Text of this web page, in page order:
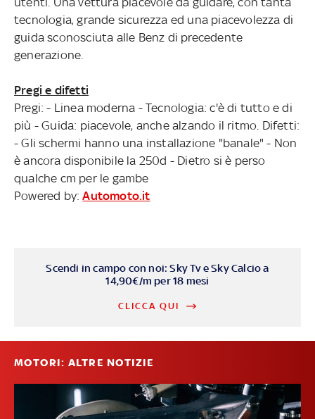
tecnologia, grande sicurezza ed una piacevolezza di
guida sconosciuta alle Benz di precedente
generazione.
Pregi e difetti
Pregi: - Linea moderna - Tecnologia: c'è di tutto e di
più - Guida: piacevole, anche alzando il ritmo. Difetti:
- Gli schermi hanno una installazione "banale" - Non
è ancora disponibile la 250d - Dietro si è perso
qualche cm per le gambe
Powered by:Automoto.it
Scendi in campo con noi: Sky Tv e Sky Calcio a
14,90€/m per 18 mesi
CLICCA QUI
MOTORI: ALTRE NOTIZIE